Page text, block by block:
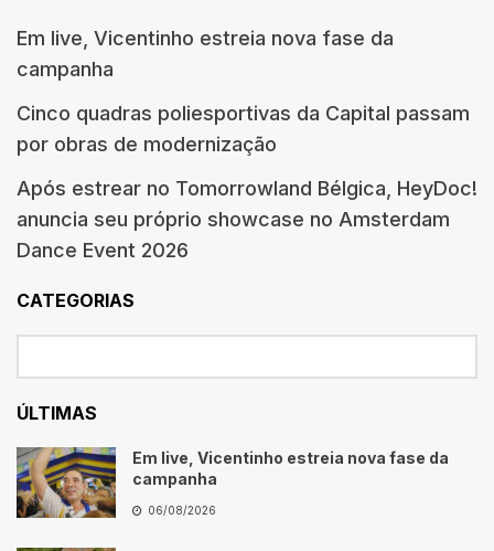
Em live, Vicentinho estreia nova fase da
campanha
Cinco quadras poliesportivas da Capital passam
por obras de modernização
Após estrear no Tomorrowland Bélgica, HeyDoc!
anuncia seu próprio showcase no Amsterdam
Dance Event 2026
CATEGORIAS
ÚLTIMAS
Em live, Vicentinho estreia nova fase da
campanha
06/08/2026